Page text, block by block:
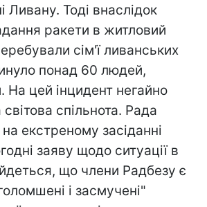
Ливану. Тоді внаслідок
ракети в житловий
сім'ї ливанських
понад 60 людей,
На цей інцидент негайно
спільнота. Рада
екстреному засіданні
заяву щодо ситуації в
що члени Радбезу є
і засмучені"